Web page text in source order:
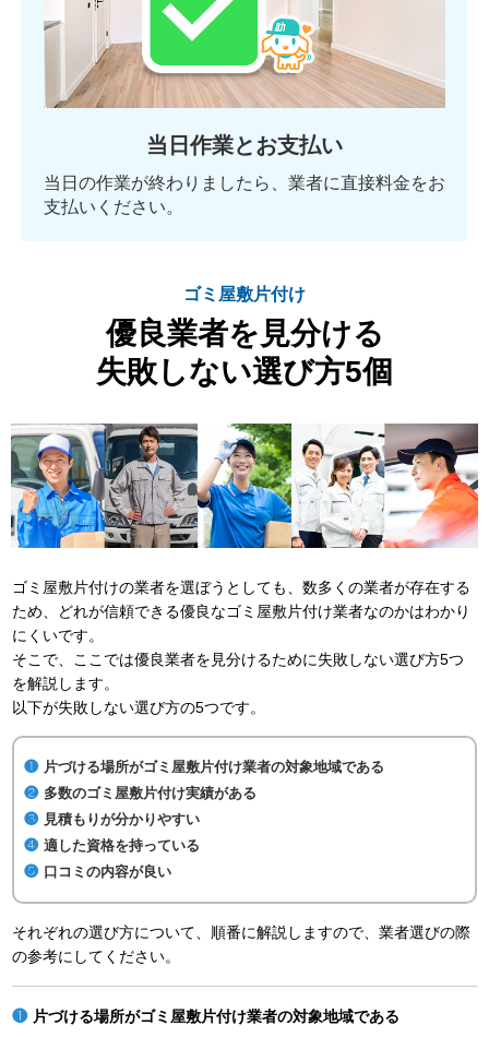
当日作業とお支払い
当日の作業が終わりましたら、業者に直接料金をお
支払いください。
ゴミ屋敷片付け
優良業者を見分ける
失敗しない選び方5個
ゴミ屋敷片付けの業者を選ぼうとしても、数多くの業者が存在する
ため、どれが信頼できる優良なゴミ屋敷片付け業者なのかはわかり
にくいです。
そこで、ここでは優良業者を見分けるために失敗しない選び方5つ
を解説します。
以下が失敗しない選び方の5つです。
片づける場所がゴミ屋敷片付け業者の対象地域である
多数のゴミ屋敷片付け実績がある
見積もりが分かりやすい
適した資格を持っている
口コミの内容が良い
それぞれの選び方について、順番に解説しますので、業者選びの際
の参考にしてください。
片づける場所がゴミ屋敷片付け業者の対象地域である